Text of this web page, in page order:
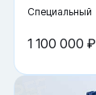
Специальный
1 100 000 ₽